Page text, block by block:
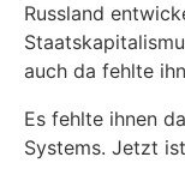
Russland
auch da fehlte
Es fehlte ihnen
Systems. Jetzt